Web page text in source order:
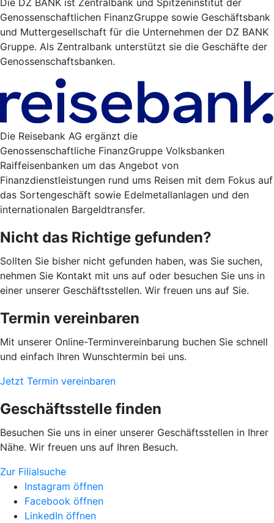
Genossenschaftlichen FinanzGruppe sowie Geschäftsbank
und Muttergesellschaft für die Unternehmen der DZ BANK
Gruppe. Als Zentralbank unterstützt sie die Geschäfte der
Genossenschaftsbanken.
Die Reisebank AG ergänzt die
Genossenschaftliche FinanzGruppe Volksbanken
Raiffeisenbanken um das Angebot von
Finanzdienstleistungen rund ums Reisen mit dem Fokus auf
das Sortengeschäft sowie Edelmetallanlagen und den
internationalen Bargeldtransfer.
Nicht das Richtige gefunden?
Sollten Sie bisher nicht gefunden haben, was Sie suchen,
nehmen Sie Kontakt mit uns auf oder besuchen Sie uns in
einer unserer Geschäftsstellen. Wir freuen uns auf Sie.
Termin vereinbaren
Mit unserer Online-Terminvereinbarung buchen Sie schnell
und einfach Ihren Wunschtermin bei uns.
Jetzt Termin vereinbaren
Geschäftsstelle finden
Besuchen Sie uns in einer unserer Geschäftsstellen in Ihrer
Nähe. Wir freuen uns auf Ihren Besuch.
Zur Filialsuche
Instagram öffnen
Facebook öffnen
LinkedIn öffnen